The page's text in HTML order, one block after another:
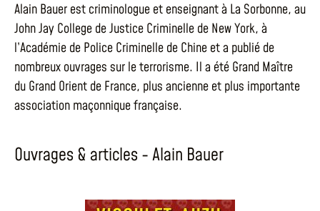
Alain Bauer est criminologue et enseignant à La Sorbonne, au
John Jay College de Justice Criminelle de New York, à
l’Académie de Police Criminelle de Chine et a publié de
nombreux ouvrages sur le terrorisme. Il a été Grand Maître
du Grand Orient de France, plus ancienne et plus importante
association maçonnique française.
Ouvrages & articles - Alain Bauer